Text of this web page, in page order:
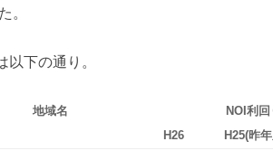
。
以下の通り。
地域名
NOI利回
H26
H25(昨